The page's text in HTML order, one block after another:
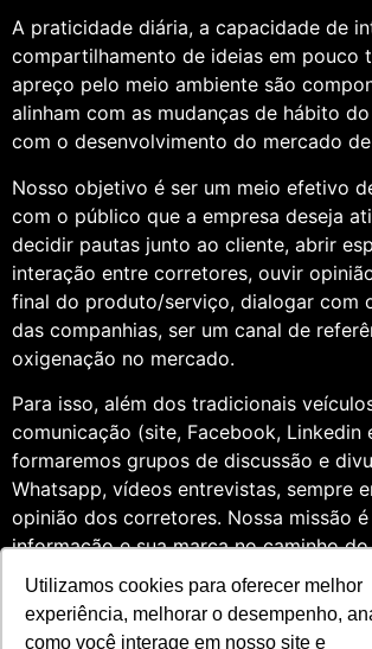
Utilizamos cookies para oferecer melhor
experiência, melhorar o desempenho,
como você interage em nosso site e
A praticidade diária, a capacidade de
compartilhamento de ideias em pouco
apreço pelo meio ambiente são
alinham com as mudanças de hábito
com o desenvolvimento do mercado
Nosso objetivo é ser um meio efetivo
com o público que a empresa deseja
decidir pautas junto ao cliente, abrir
interação entre corretores, ouvir
final do produto/serviço, dialogar com
das companhias, ser um canal de
oxigenação no mercado.
Para isso, além dos tradicionais
comunicação (site, Facebook, Linkedin
formaremos grupos de discussão e
Whatsapp, vídeos entrevistas, sempre
opinião dos corretores. Nossa missão
informação e sua marca no caminho
Somos profissionais formados na área
Jornalismo e Relações Públicas.